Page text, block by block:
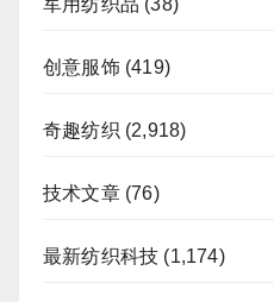
创意服饰(419)
奇趣纺织 (2,918)
技术文章(76)
最新纺织科技 (1,174)